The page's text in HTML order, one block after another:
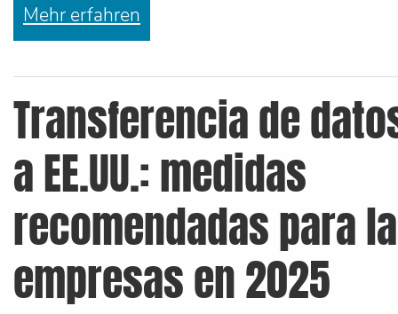
Mehr erfahren
Transferencia de
a EE.UU.: medidas
recomendadas para
empresas en 2025